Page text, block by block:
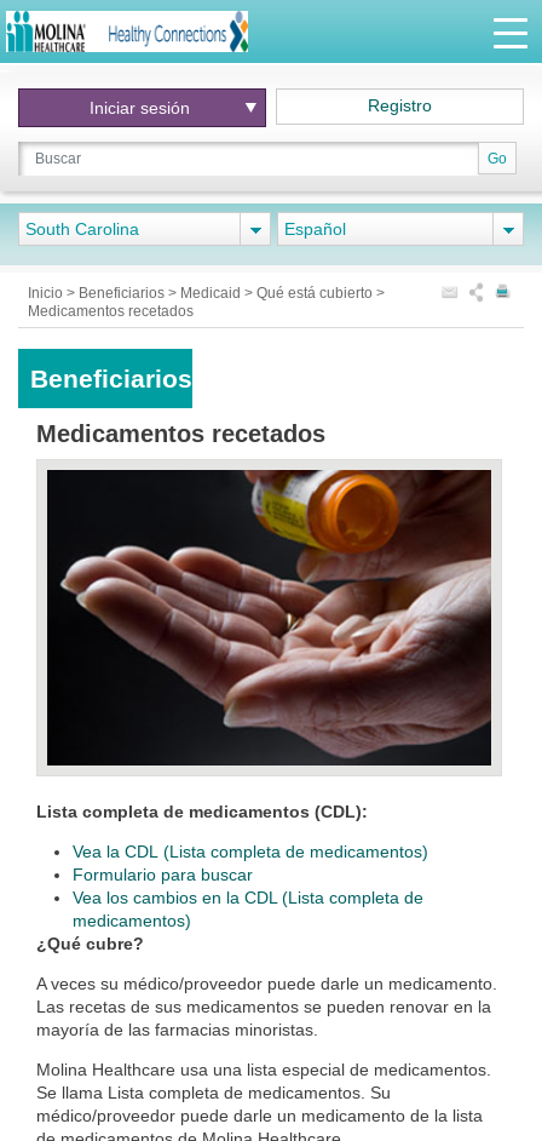
Go
Iniciar sesión Registro
South Carolina Español
Inicio > Beneficiarios > Medicaid > Qué está cubierto >
Medicamentos recetados
Beneficiarios
Medicamentos recetados
Lista completa de medicamentos (CDL):
Vea la CDL (Lista completa de medicamentos)
Formulario para buscar
Vea los cambios en la CDL (Lista completa de
medicamentos)
¿Qué cubre?
A veces su médico/proveedor puede darle un medicamento.
Las recetas de sus medicamentos se pueden renovar en la
mayoría de las farmacias minoristas.
Molina Healthcare usa una lista especial de medicamentos.
Se llama Lista completa de medicamentos. Su
médico/proveedor puede darle un medicamento de la lista